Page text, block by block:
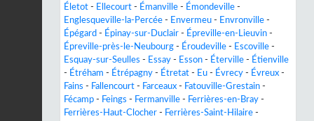
Életot - Ellecourt - Émanville - Émondeville -
Englesqueville-la-Percée - Envermeu - Envronville -
Épégard - Épinay-sur-Duclair - Épreville-en-Lieuvin -
Épreville-près-le-Neubourg - Éroudeville - Escoville -
Esquay-sur-Seulles - Essay - Esson - Éterville - Étienville
- Étréham - Étrépagny - Étretat - Eu - Évrecy - Évreux -
Fains - Fallencourt - Farceaux - Fatouville-Grestain -
Fécamp - Feings - Fermanville - Ferrières-en-Bray -
Ferrières-Haut-Clocher - Ferrières-Saint-Hilaire -